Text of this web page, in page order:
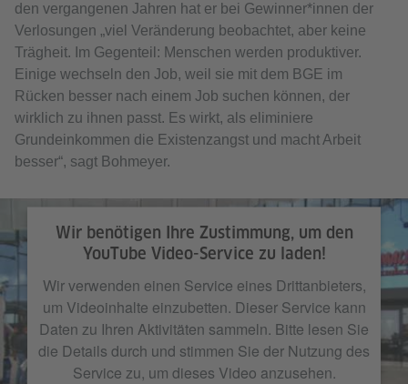
den vergangenen Jahren hat er bei Gewinner*innen der
Verlosungen „viel Veränderung beobachtet, aber keine
Trägheit. Im Gegenteil: Menschen werden produktiver.
Einige wechseln den Job, weil sie mit dem BGE im
Rücken besser nach einem Job suchen können, der
wirklich zu ihnen passt. Es wirkt, als eliminiere
Grundeinkommen die Existenzangst und macht Arbeit
besser“, sagt Bohmeyer.
Wir benötigen Ihre Zustimmung, um den
YouTube Video-Service zu laden!
Wir verwenden einen Service eines Drittanbieters,
um Videoinhalte einzubetten. Dieser Service kann
Daten zu Ihren Aktivitäten sammeln. Bitte lesen Sie
die Details durch und stimmen Sie der Nutzung des
Service zu, um dieses Video anzusehen.